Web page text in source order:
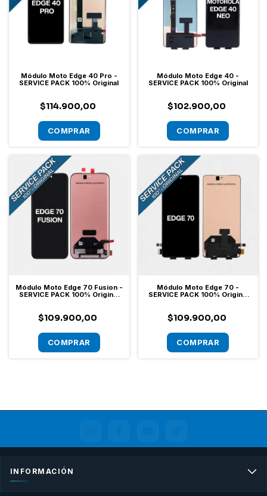
Módulo Moto Edge 40 Pro -
SERVICE PACK 100% Original
$114.900,00
Módulo Moto Edge 40 -
SERVICE PACK 100% Original
$102.900,00
Módulo Moto Edge 70 Fusion -
SERVICE PACK 100% Original
$109.900,00
Módulo Moto Edge 70 -
SERVICE PACK 100% Original
$109.900,00
INFORMACIÓN